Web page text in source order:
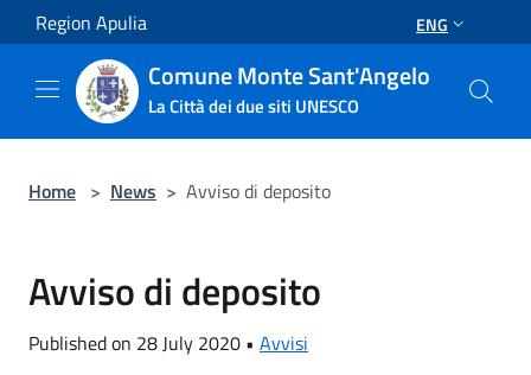
Salta al contenuto principale
Region Apulia ENG
Comune Monte Sant'Angelo
La Città dei due siti UNESCO
Home > News > Avviso di deposito
Avviso di deposito
Published on 28 July 2020 • Avvisi